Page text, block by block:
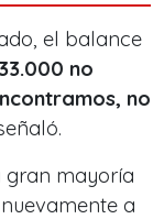
el balance
no
no
gran mayoría
a